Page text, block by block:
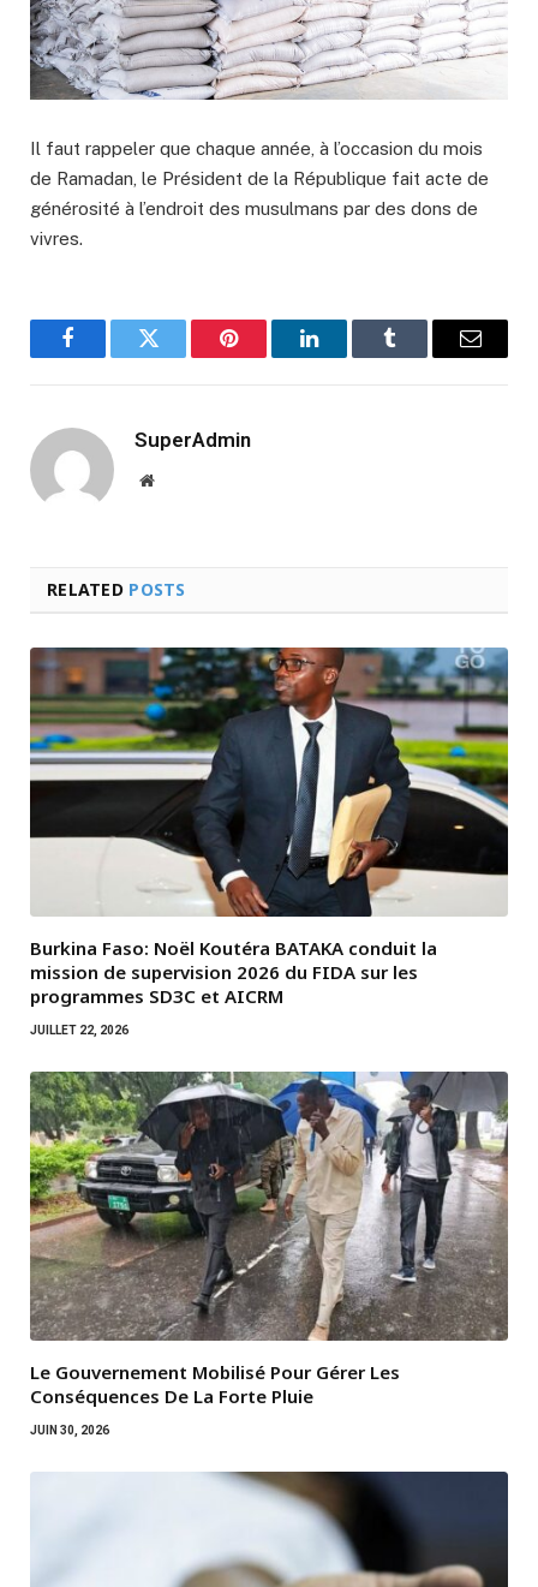
Il faut rappeler que chaque année, à l’occasion du mois
de Ramadan, le Président de la République fait acte de
générosité à l’endroit des musulmans par des dons de
vivres.
FacebookTwitter Pinterest LinkedInTumblr Email
SuperAdmin
Website
RELATED POSTS
Burkina Faso: Noël Koutéra BATAKA conduit la
mission de supervision 2026 du FIDA sur les
programmes SD3C et AICRM
JUILLET 22, 2026
Le Gouvernement Mobilisé Pour Gérer Les
Conséquences De La Forte Pluie
JUIN 30, 2026